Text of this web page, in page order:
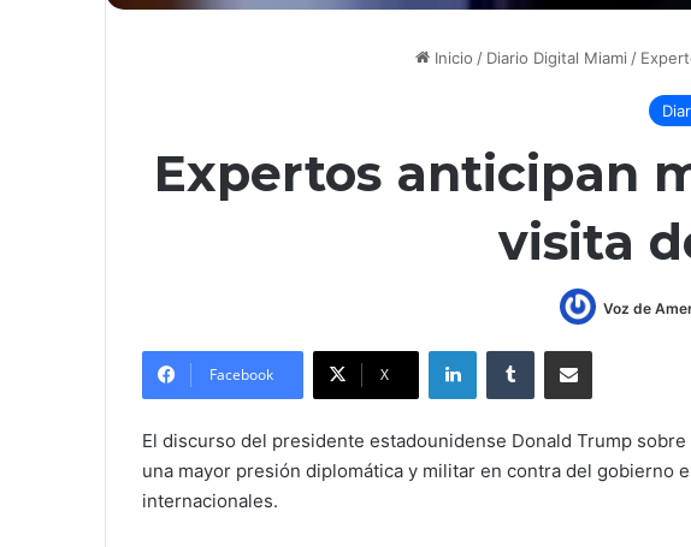
Inicio / Diario Digital Miami /
Expertos anticipan
visita
Voz de
Facebook X
El discurso del presidente estadounidense Donald Trump
una mayor presión diplomática y militar en contra del gobierno
internacionales.